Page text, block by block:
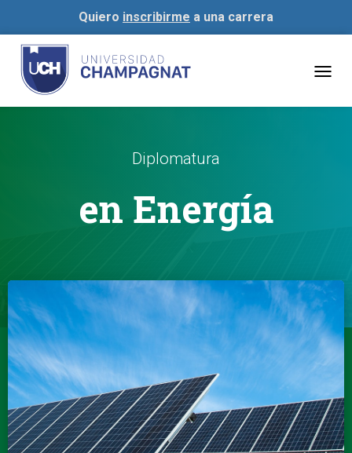
Quiero inscribirme a una carrera
Diplomatura
en Energía